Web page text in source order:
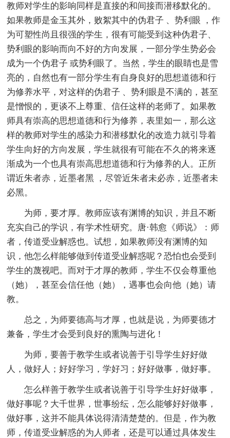
教师对学生的影响同样是直接的和间接而潜移默化的。
如果教师是金玉其外，败絮其中的伪君子 、势利眼 ，作
为可塑性尚且很强的学生，很有可能受到这种伪君子、
势利眼的影响而向不好的方向发展，一部分学生势必会
成为一个伪君子 或势利眼了。当然，学生的眼睛也是雪
亮的，自然也有一部分学生有自身良好的思想道德和行
为修养水平，对这样的伪君子 、势利眼是不满的，甚至
是憎恨的，更谈不上尊重、信任这样的老师了。如果教
师具有崇高的思想道德和行为修养，表里如一，那么这
样的教师对学生的感染力和潜移默化的改造力就引导着
学生向好的方向发展，学生就很有可能在不久的将来逐
渐成为一个也具有崇高思想道德和行为修养的人。正所
谓近朱者赤，近墨者黑 ，尽管近朱者未必赤，近墨者未
必黑。
为师，要才厚。教师应该有渊博的知识，并且不断
充实自己的学识，有学术性研究。唐·韩愈《师说》：师
者，传道受业解惑也。试想，如果教师没有渊博的知
识，他怎么样能够做到传道受业解惑呢？恐怕也会受到
学生的蔑视吧。而对于才厚的教师，学生不仅会尊重他
（她），甚至会信任他（她），遇事也会向他（她）请
教。
总之，为师要德高与才厚，也就是说，为师要德才
兼备，学生才会受到良好的熏陶与进化！
为师，要善于教学生或者说善于引导学生好好做
人，做好人；好好学习，学好习；好好做事，做好事。
怎么样善于教学生或者说善于引导学生好好做事，
做好事呢？大千世界，世事纷纭，怎么能够好好做事，
做好事，这并不能具体说得清清楚楚的。但是，作为教
师，传道受业解惑的为人师者，还是可以通过具体发生